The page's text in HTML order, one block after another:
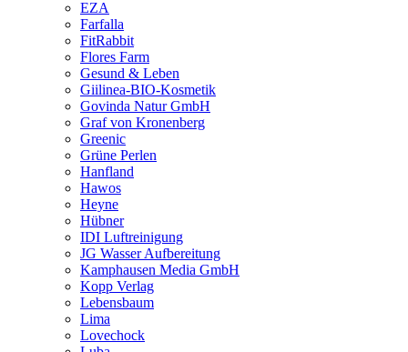
EZA
Farfalla
FitRabbit
Flores Farm
Gesund & Leben
Giilinea-BIO-Kosmetik
Govinda Natur GmbH
Graf von Kronenberg
Greenic
Grüne Perlen
Hanfland
Hawos
Heyne
Hübner
IDI Luftreinigung
JG Wasser Aufbereitung
Kamphausen Media GmbH
Kopp Verlag
Lebensbaum
Lima
Lovechock